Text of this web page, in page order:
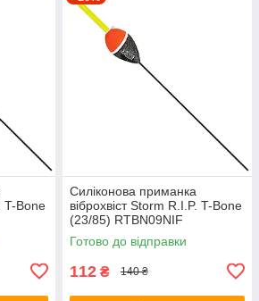
T-Bone
Силіконова приманка
віброхвіст Storm R.I.P. T-Bone
(23/85) RTBN09NIF
Готово до відправки
112 ₴ 140 ₴